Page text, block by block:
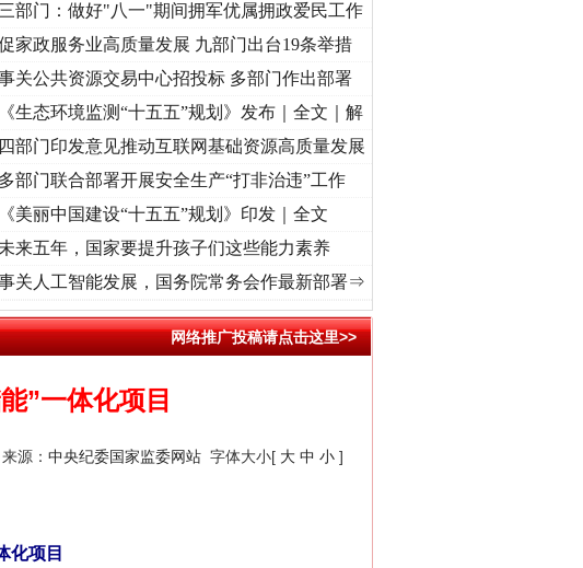
..·[视频]牢记初心使命 奋进复兴征程丨“转折之城”激荡..·[视频]
三部门：做好"八一"期间拥军优属拥政爱民工作
家政服务业高质量发展 九部门出台19条举措
关公共资源交易中心招投标 多部门作出部署
《生态环境监测“十五五”规划》发布｜全文｜解
读
四部门印发意见推动互联网基础资源高质量发展
多部门联合部署开展安全生产“打非治违”工作
《美丽中国建设“十五五”规划》印发｜全文
未来五年，国家要提升孩子们这些能力素养
关人工智能发展，国务院常务会作最新部署⇒
网络推广投稿请点击这里>>
”一体化项目
源： 中央纪委国家监委网站 字体大小[ 大 中 小 ]
化项目